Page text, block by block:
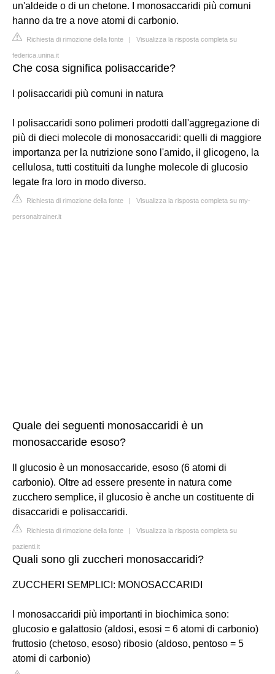
un'aldeide o di un chetone. I monosaccaridi più comuni
hanno da tre a nove atomi di carbonio.
Richiesta di rimozione della fonte Visualizza la risposta completa su
federica.unina.it
Che cosa significa polisaccaride?
I polisaccaridi più comuni in natura
I polisaccaridi sono polimeri prodotti dall'aggregazione di
più di dieci molecole di monosaccaridi: quelli di maggiore
importanza per la nutrizione sono l'amido, il glicogeno, la
cellulosa, tutti costituiti da lunghe molecole di glucosio
legate fra loro in modo diverso.
Richiesta di rimozione della fonte Visualizza la risposta completa su my-
personaltrainer.it
Quale dei seguenti monosaccaridi è un
monosaccaride esoso?
Il glucosio è un monosaccaride, esoso (6 atomi di
carbonio). Oltre ad essere presente in natura come
zucchero semplice, il glucosio è anche un costituente di
disaccaridi e polisaccaridi.
Richiesta di rimozione della fonte Visualizza la risposta completa su
pazienti.it
Quali sono gli zuccheri monosaccaridi?
ZUCCHERI SEMPLICI: MONOSACCARIDI
I monosaccaridi più importanti in biochimica sono:
glucosio e galattosio (aldosi, esosi = 6 atomi di carbonio)
fruttosio (chetoso, esoso) ribosio (aldoso, pentoso = 5
atomi di carbonio)